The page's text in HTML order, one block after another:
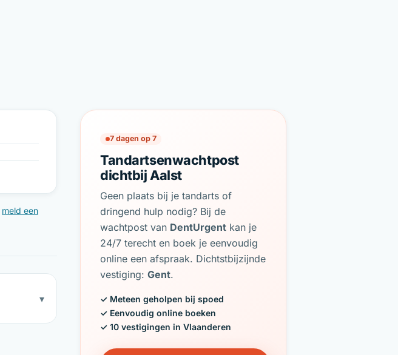
7 dagen op 7
Tandartsenwachtpost
dichtbij Aalst
Geen plaats bij je tandarts of
dringend hulp nodig? Bij de
wachtpost van DentUrgent kan je
24/7 terecht en boek je eenvoudig
online een afspraak. Dichtstbijzijnde
vestiging: Gent.
✓ Meteen geholpen bij spoed
✓ Eenvoudig online boeken
✓ 10 vestigingen in Vlaanderen
meld een
▾